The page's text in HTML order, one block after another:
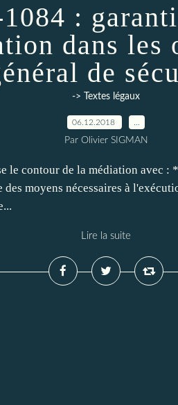
:
dans les
de
-> Textes légaux
06.12.2018
Par Olivier SIGMAN
le contour de la médiation avec :
moyens nécessaires à
Lire la suite